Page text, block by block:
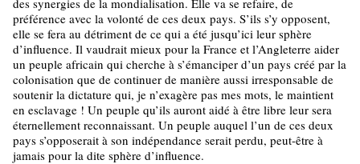
préférence avec la volonté de ces deux pays. S’ils s’y opposent,
elle se fera au détriment de ce qui a été jusqu’ici leur sphère
d’influence. Il vaudrait mieux pour la France et l’Angleterre aider
un peuple africain qui cherche à s’émanciper d’un pays créé par la
colonisation que de continuer de manière aussi irresponsable de
soutenir la dictature qui, je n’exagère pas mes mots, le maintient
en esclavage ! Un peuple qu’ils auront aidé à être libre leur sera
éternellement reconnaissant. Un peuple auquel l’un de ces deux
pays s’opposerait à son indépendance serait perdu, peut-être à
jamais pour la dite sphère d’influence.